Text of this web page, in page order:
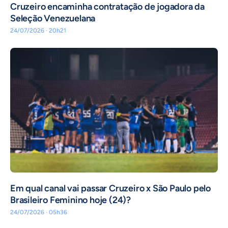
Cruzeiro encaminha contratação de jogadora da
Seleção Venezuelana
24/07/2026 · 20h21
Em qual canal vai passar Cruzeiro x São Paulo pelo
Brasileiro Feminino hoje (24)?
24/07/2026 · 05h36